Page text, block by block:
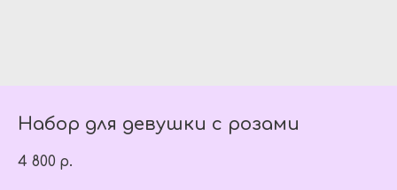
Набор для девушки с розами
4 800 р.